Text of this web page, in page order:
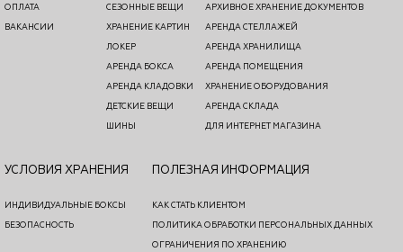
ОПЛАТА
ВАКАНСИИ
СЕЗОННЫЕ ВЕЩИ
ХРАНЕНИЕ КАРТИН
ЛОКЕР
АРЕНДА БОКСА
АРЕНДА КЛАДОВКИ
ДЕТСКИЕ ВЕЩИ
ШИНЫ
АРХИВНОЕ ХРАНЕНИЕ ДОКУМЕНТОВ
АРЕНДА СТЕЛЛАЖЕЙ
АРЕНДА ХРАНИЛИЩА
АРЕНДА ПОМЕЩЕНИЯ
ХРАНЕНИЕ ОБОРУДОВАНИЯ
АРЕНДА СКЛАДА
ДЛЯ ИНТЕРНЕТ МАГАЗИНА
УСЛОВИЯ ХРАНЕНИЯ
ИНДИВИДУАЛЬНЫЕ БОКСЫ
БЕЗОПАСНОСТЬ
ПОЛЕЗНАЯ ИНФОРМАЦИЯ
КАК СТАТЬ КЛИЕНТОМ
ПОЛИТИКА ОБРАБОТКИ ПЕРСОНАЛЬНЫХ ДАННЫХ
ОГРАНИЧЕНИЯ ПО ХРАНЕНИЮ